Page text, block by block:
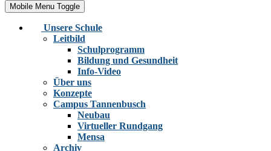
Mobile Menu Toggle
Unsere Schule
Leitbild
Schulprogramm
Bildung und Gesundheit
Info-Video
Über uns
Konzepte
Campus Tannenbusch
Neubau
Virtueller Rundgang
Mensa
Archiv